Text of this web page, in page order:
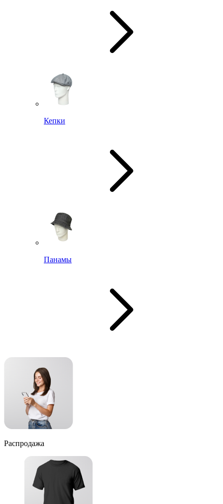
Кепки
Панамы
Распродажа